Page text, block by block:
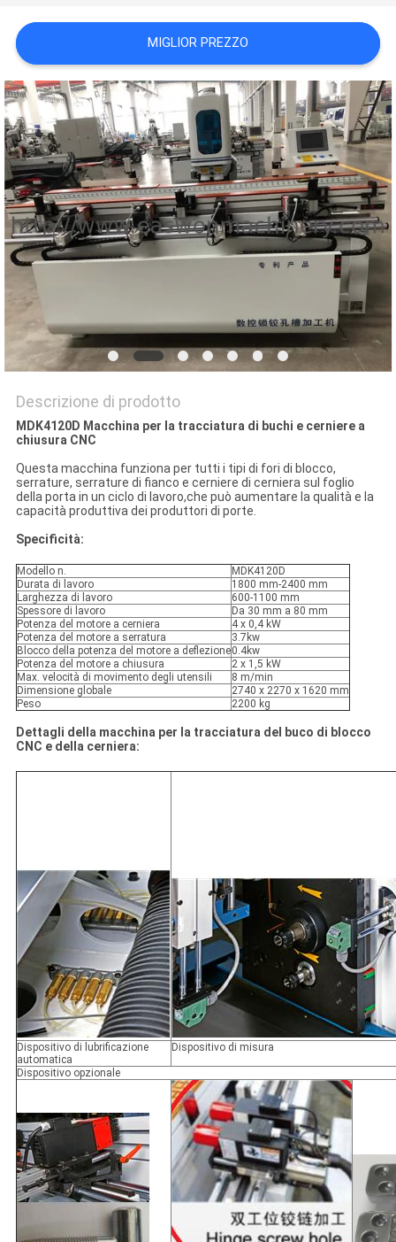
MAPPA
DEL
SITO
PRIVACY
POLICY
MIGLIOR PREZZO
Descrizione di prodotto
MDK4120D Macchina per la tracciatura di buchi e cerniere a
chiusura CNC
Questa macchina funziona per tutti i tipi di fori di blocco,
serrature, serrature di fianco e cerniere di cerniera sul foglio
della porta in un ciclo di lavoro,che può aumentare la qualità e la
capacità produttiva dei produttori di porte.
Specificità:
Modello n.
MDK4120D
Durata di lavoro
1800 mm-2400 mm
Larghezza di lavoro
600-1100 mm
Spessore di lavoro
Da 30 mm a 80 mm
Potenza del motore a cerniera
4 x 0,4 kW
Potenza del motore a serratura
3.7kw
Blocco della potenza del motore a deflezione0.4kw
Potenza del motore a chiusura
2 x 1,5 kW
Max. velocità di movimento degli utensili
8 m/min
Dimensione globale
2740 x 2270 x 1620 mm
Peso
2200 kg
Dettagli della macchina per la tracciatura del buco di blocco
CNC e della cerniera:
Dispositivo di lubrificazione
automatica
Dispositivo di misura
Dispositivo opzionale